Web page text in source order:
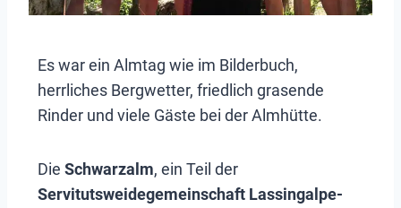
Es war ein Almtag wie im Bilderbuch,
herrliches Bergwetter, friedlich grasende
Rinder und viele Gäste bei der Almhütte.
Die Schwarzalm, ein Teil der
Servitutsweidegemeinschaft Lassingalpe-